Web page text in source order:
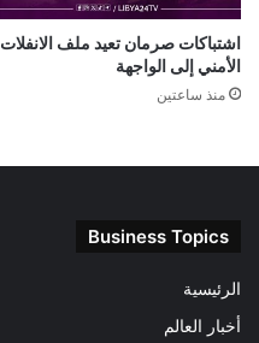
اشتباكات صرمان تعيد ملف الانفلات
الأمني إلى الواجهة
منذ ساعتين
Business Topics
الرئيسية
أخبار العالم